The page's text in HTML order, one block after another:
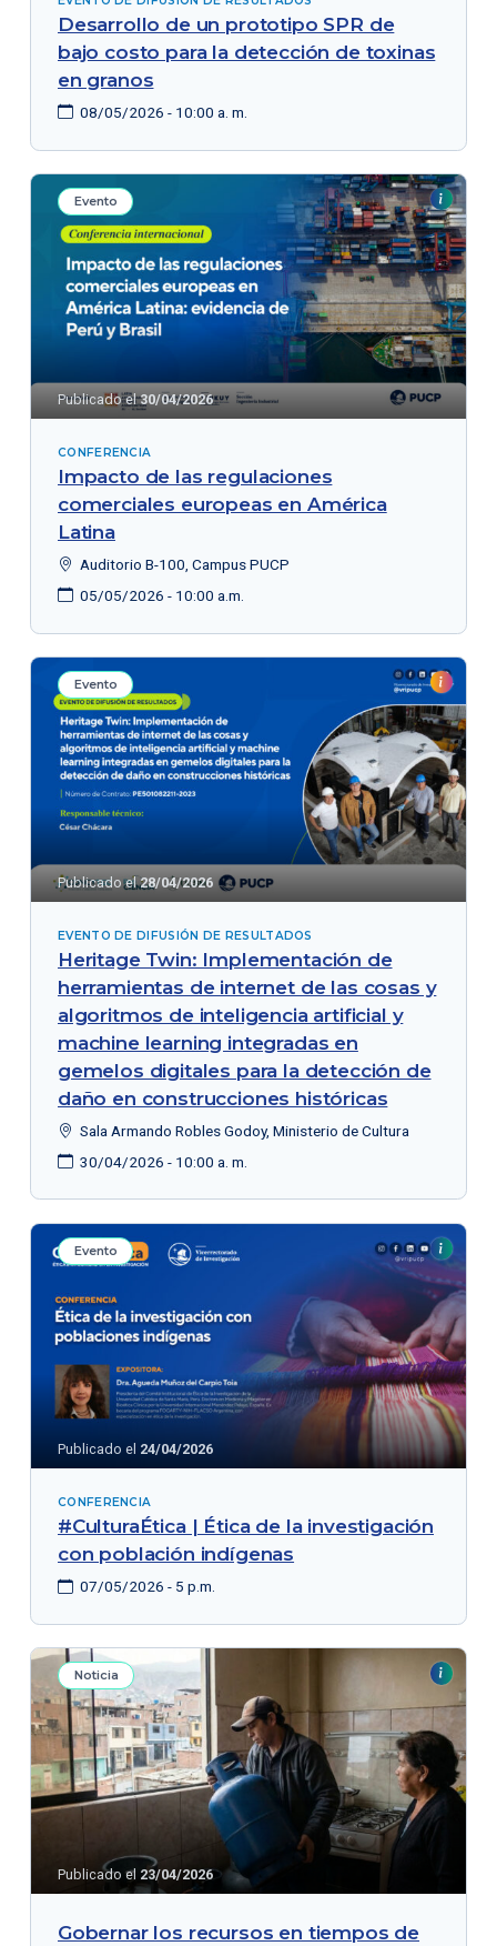
Desarrollo de un prototipo SPR de
bajo costo para la detección de toxinas
en granos
08/05/2026 - 10:00 a. m.
Evento
Publicado el30/04/2026
CONFERENCIA
Impacto de las regulaciones
comerciales europeas en América
Latina
Auditorio B-100, Campus PUCP
05/05/2026 - 10:00 a.m.
Evento
Publicado el28/04/2026
EVENTO DE DIFUSIÓN DE RESULTADOS
Heritage Twin: Implementación de
herramientas de internet de las cosas y
algoritmos de inteligencia artificial y
machine learning integradas en
gemelos digitales para la detección de
daño en construcciones históricas
Sala Armando Robles Godoy, Ministerio de Cultura
30/04/2026 - 10:00 a. m.
Evento
Publicado el 24/04/2026
CONFERENCIA
#CulturaÉtica | Ética de la investigación
con población indígenas
07/05/2026 - 5 p.m.
Noticia
Publicado el 23/04/2026
Gobernar los recursos en tiempos de